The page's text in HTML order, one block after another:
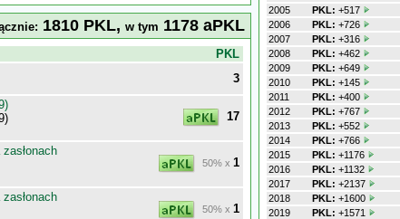
1810 PKL, w tym 1178 aPKL
PKL
3
17
50% x 1
50% x 1
2005
PKL: +517
2006
PKL: +726
2007
PKL: +316
2008
PKL: +462
2009
PKL: +649
2010
PKL: +145
2011
PKL: +400
2012
PKL: +767
2013
PKL: +552
2014
PKL: +766
2015
PKL: +1176
2016
PKL: +1132
2017
PKL: +2137
2018
PKL: +1600
2019
PKL: +1571